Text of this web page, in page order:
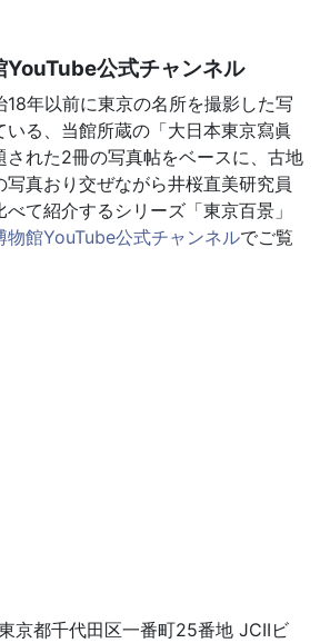
YouTube公式チャンネル
18年以前に東京の名所を撮影した写
いる、当館所蔵の「大日本東京寫眞
された2冊の写真帖をベースに、古地
写真おり交ぜながら井桜直美研究員
て紹介するシリーズ「東京百景」
物館YouTube公式チャンネルでご覧
京都千代田区一番町25番地 JCIIビ